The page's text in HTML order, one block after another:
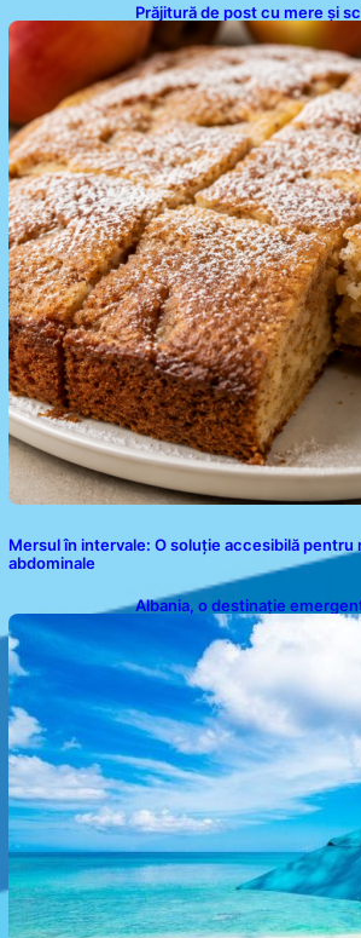
Prăjitură de post cu mere și
Dulce pentru Postul Adormirii
Mersul în intervale: O soluție accesibilă pentru
abdominale
Albania, o destinație
spectaculoase, ape turcoaz